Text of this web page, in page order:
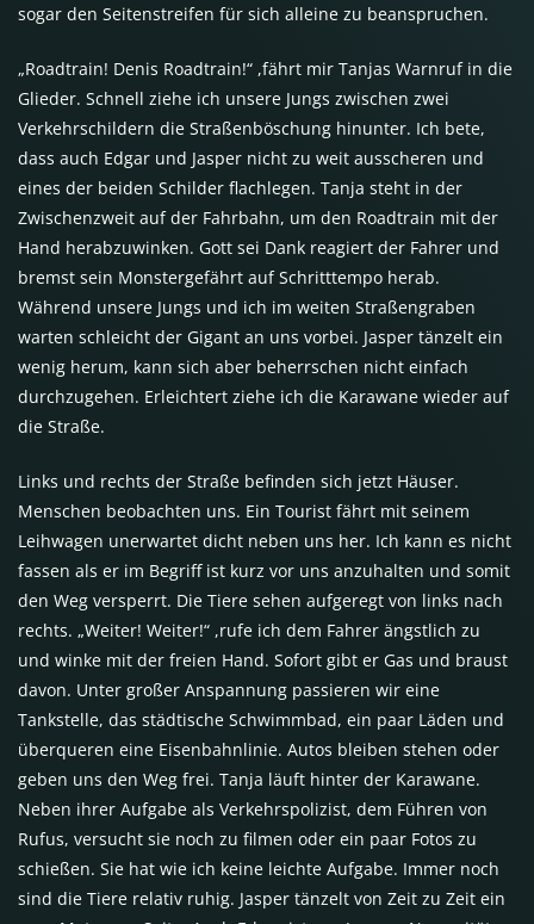
sogar den Seitenstreifen für sich alleine zu beanspruchen.
„Roadtrain! Denis Roadtrain!“ ,fährt mir Tanjas Warnruf in die
Glieder. Schnell ziehe ich unsere Jungs zwischen zwei
Verkehrschildern die Straßenböschung hinunter. Ich bete,
dass auch Edgar und Jasper nicht zu weit ausscheren und
eines der beiden Schilder flachlegen. Tanja steht in der
Zwischenzweit auf der Fahrbahn, um den Roadtrain mit der
Hand herabzuwinken. Gott sei Dank reagiert der Fahrer und
bremst sein Monstergefährt auf Schritttempo herab.
Während unsere Jungs und ich im weiten Straßengraben
warten schleicht der Gigant an uns vorbei. Jasper tänzelt ein
wenig herum, kann sich aber beherrschen nicht einfach
durchzugehen. Erleichtert ziehe ich die Karawane wieder auf
die Straße.
Links und rechts der Straße befinden sich jetzt Häuser.
Menschen beobachten uns. Ein Tourist fährt mit seinem
Leihwagen unerwartet dicht neben uns her. Ich kann es nicht
fassen als er im Begriff ist kurz vor uns anzuhalten und somit
den Weg versperrt. Die Tiere sehen aufgeregt von links nach
rechts. „Weiter! Weiter!“ ,rufe ich dem Fahrer ängstlich zu
und winke mit der freien Hand. Sofort gibt er Gas und braust
davon. Unter großer Anspannung passieren wir eine
Tankstelle, das städtische Schwimmbad, ein paar Läden und
überqueren eine Eisenbahnlinie. Autos bleiben stehen oder
geben uns den Weg frei. Tanja läuft hinter der Karawane.
Neben ihrer Aufgabe als Verkehrspolizist, dem Führen von
Rufus, versucht sie noch zu filmen oder ein paar Fotos zu
schießen. Sie hat wie ich keine leichte Aufgabe. Immer noch
sind die Tiere relativ ruhig. Jasper tänzelt von Zeit zu Zeit ein